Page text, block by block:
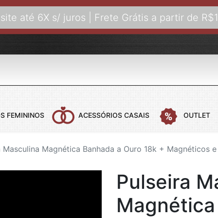
até 6X s/ juros | Frete Grátis a partir de
COLARES MASCULINOS
COLARES COM PINGENTE
COLARES BANHADOS A OURO
FEMININOS
COLARES FEMININOS ANÉIS
ANÉIS DE
ACESSÓRIOS CASAIS OUTLET
Masculina Magnética Banhada a Ouro 18k + Magnéticos
Pulseira